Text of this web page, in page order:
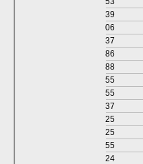
39
06
37
86
88
55
55
37
25
25
55
24